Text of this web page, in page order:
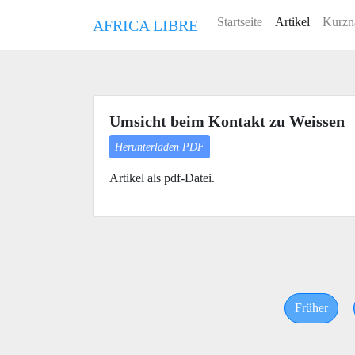
AFRICA LIBRE Startseite Artikel
Umsicht beim Kontakt zu Weissen
Herunterladen PDF
Artikel als pdf-Datei.
Früher